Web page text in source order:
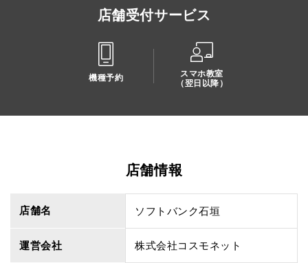
店舗受付サービス
機種予約
スマホ教室
（翌日以降）
店舗情報
店舗名 ソフトバンク石垣
運営会社 株式会社コスモネット